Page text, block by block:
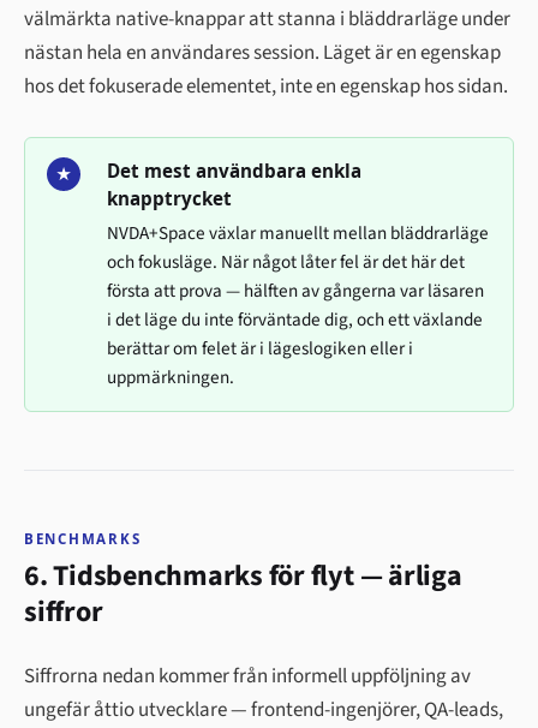
välmärkta native-knappar att stanna i bläddrarläge under
nästan hela en användares session. Läget är en egenskap
hos det fokuserade elementet, inte en egenskap hos sidan.
★
Det mest användbara enkla
knapptrycket
NVDA+Space växlar manuellt mellan bläddrarläge
och fokusläge. När något låter fel är det här det
första att prova — hälften av gångerna var läsaren
i det läge du inte förväntade dig, och ett växlande
berättar om felet är i lägeslogiken eller i
uppmärkningen.
BENCHMARKS
6. Tidsbenchmarks för flyt — ärliga
siffror
Siffrorna nedan kommer från informell uppföljning av
ungefär åttio utvecklare — frontend-ingenjörer, QA-leads,